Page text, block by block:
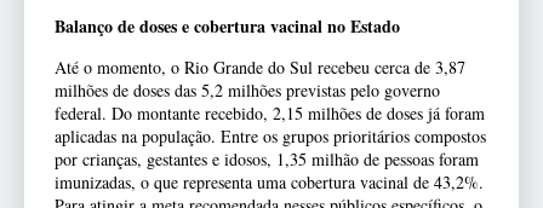
Balanço de doses e cobertura vacinal no Estado
Até o momento, o Rio Grande do Sul recebeu cerca de 3,87
milhões de doses das 5,2 milhões previstas pelo governo
federal. Do montante recebido, 2,15 milhões de doses já foram
aplicadas na população. Entre os grupos prioritários compostos
por crianças, gestantes e idosos, 1,35 milhão de pessoas foram
imunizadas, o que representa uma cobertura vacinal de 43,2%.